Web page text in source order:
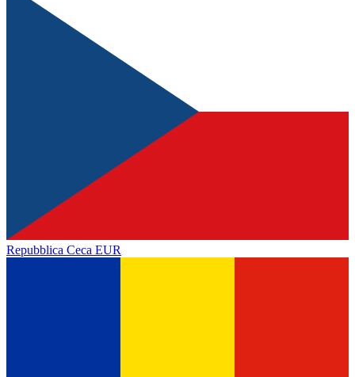
Repubblica Ceca EUR